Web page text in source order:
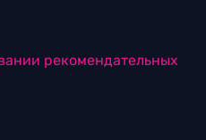
рекомендательных